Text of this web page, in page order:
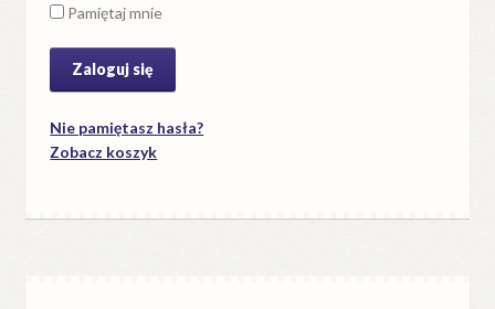
Pamiętaj mnie
Nie pamiętasz hasła?
Zobacz koszyk